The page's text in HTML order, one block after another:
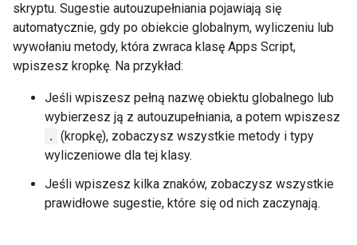
skryptu. Sugestie autouzupełniania pojawiają się
automatycznie, gdy po obiekcie globalnym, wyliczeniu lub
wywołaniu metody, która zwraca klasę Apps Script,
wpiszesz kropkę. Na przykład:
Jeśli wpiszesz pełną nazwę obiektu globalnego lub
wybierzesz ją z autouzupełniania, a potem wpiszesz
. (kropkę), zobaczysz wszystkie metody i typy
wyliczeniowe dla tej klasy.
Jeśli wpiszesz kilka znaków, zobaczysz wszystkie
prawidłowe sugestie, które się od nich zaczynają.